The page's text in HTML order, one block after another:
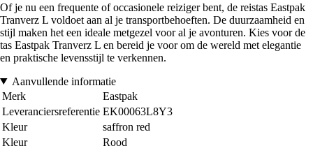
Of je nu een frequente of occasionele reiziger bent, de reistas Eastpak
Tranverz L voldoet aan al je transportbehoeften. De duurzaamheid en
stijl maken het een ideale metgezel voor al je avonturen. Kies voor de
tas Eastpak Tranverz L en bereid je voor om de wereld met elegantie
en praktische levensstijl te verkennen.
Aanvullende informatie
Merk
Eastpak
Leveranciersreferentie EK00063L8Y3
Kleur
saffron red
Kleur
Rood